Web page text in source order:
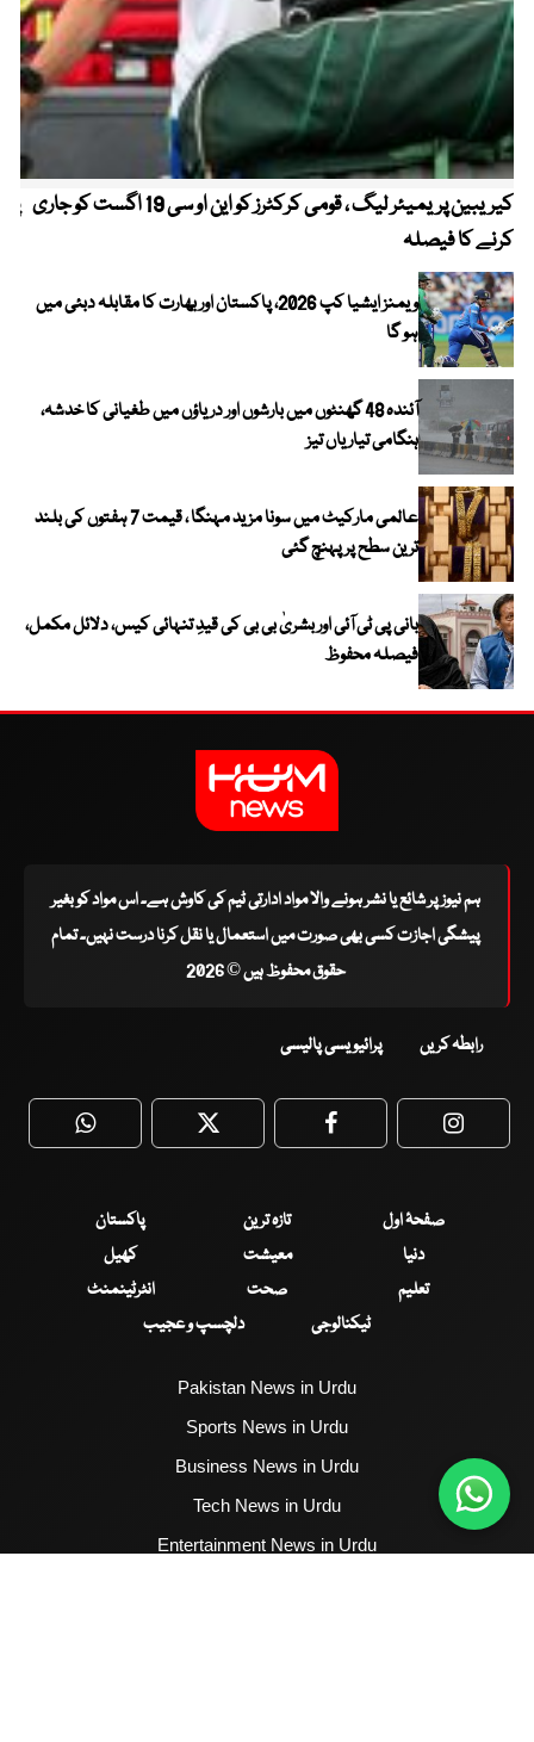
کیریبین پریمیئر لیگ ، قومی کرکٹرز کو این او سی 19 اگست کو جاری
کرنے کا فیصلہ
ویمنز ایشیا کپ 2026، پاکستان اور بھارت کا مقابلہ دبئی میں
ہو گا
آئندہ 48 گھنٹوں میں بارشوں اور دریاؤں میں طغیانی کا خدشہ،
ہنگامی تیاریاں تیز
عالمی مارکیٹ میں سونا مزید مہنگا ، قیمت 7 ہفتوں کی بلند
ترین سطح پر پہنچ گئی
بانی پی ٹی آئی اور بشریٰ بی بی کی قیدِ تنہائی کیس، دلائل مکمل،
فیصلہ محفوظ
ہم نیوز پر شائع یا نشر ہونے والا مواد ادارتی ٹیم کی کاوش ہے۔ اس مواد کو بغیر
پیشگی اجازت کسی بھی صورت میں استعمال یا نقل کرنا درست نہیں۔ تمام
حقوق محفوظ ہیں © 2026
رابطہ کریں پرائیویسی پالیسی
WhatsApp Twitter Facebook
صفحۂ اول تازہ ترین
پاکستان
دنیا
معیشت
کھیل
تعلیم
صحت
انٹرٹینمنٹ
ٹیکنالوجی
دلچسپ و عجیب
Pakistan News in Urdu
Sports News in Urdu
Business News in Urdu
Tech News in Urdu
Entertainment News in Urdu